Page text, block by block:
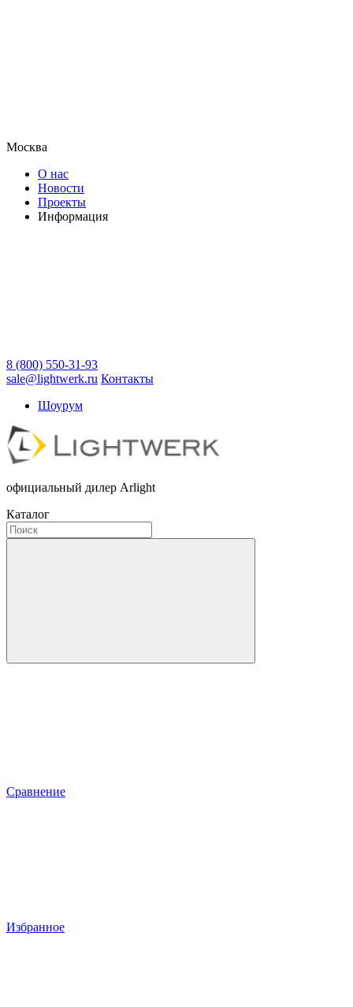
Москва
О нас
Новости
Проекты
Информация
8 (800) 550-31-93
sale@lightwerk.ru Контакты
Шоурум
официальный дилер Arlight
Каталог
Сравнение
Избранное